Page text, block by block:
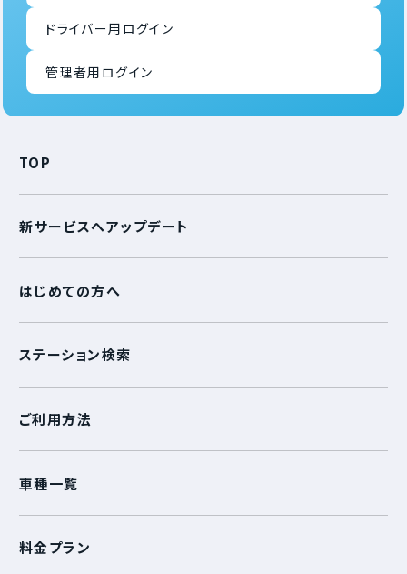
ドライバー用ログイン
管理者用ログイン
TOP
新サービスへアップデート
はじめての方へ
ステーション検索
ご利用方法
車種一覧
料金プラン